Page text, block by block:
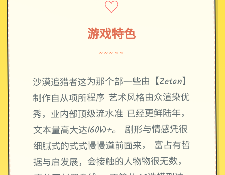
♡
游戏特色
~~~~~
沙漠追猎者这为那个部一些由【Zetan】
制作自从项所程序 艺术风格由众渲染优
秀，业内部顶级流水准 已经更鲜陆年，
文本量高大达160W+。 剧形与情感凭很
细腻式的式式慢慢道前面来， 富占有哲
据与启发展，会接触的人物物很无数，